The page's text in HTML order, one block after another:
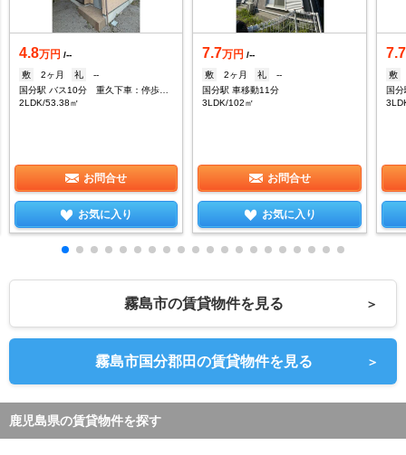
4.8万円 /--
敷
2ヶ月 礼
--
国分駅 バス10分 重久下車：停歩21分
2LDK/53.38㎡
お問合せ
お気に入り
7.7万円 /--
敷
2ヶ月 礼
--
国分駅 車移動11分
3LDK/102㎡
お問合せ
お気に入り
7.7
敷
国
霧島市の賃貸物件を見る ＞
霧島市国分郡田の賃貸物件を見る ＞
鹿児島県の賃貸物件を探す